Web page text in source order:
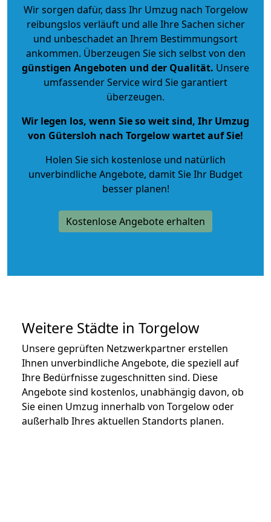
Wir sorgen dafür, dass Ihr Umzug nach Torgelow
reibungslos verläuft und alle Ihre Sachen sicher
und unbeschadet an Ihrem Bestimmungsort
ankommen. Überzeugen Sie sich selbst von den
günstigen Angeboten und der Qualität. Unsere
umfassender Service wird Sie garantiert
überzeugen.
Wir legen los, wenn Sie so weit sind, Ihr Umzug
von Gütersloh nach Torgelow wartet auf Sie!
Holen Sie sich kostenlose und natürlich
unverbindliche Angebote, damit Sie Ihr Budget
besser planen!
Kostenlose Angebote erhalten
Weitere Städte in Torgelow
Unsere geprüften Netzwerkpartner erstellen
Ihnen unverbindliche Angebote, die speziell auf
Ihre Bedürfnisse zugeschnitten sind. Diese
Angebote sind kostenlos, unabhängig davon, ob
Sie einen Umzug innerhalb von Torgelow oder
außerhalb Ihres aktuellen Standorts planen.